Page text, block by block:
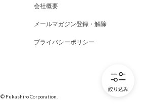
絞り込み
会社概要
メールマガジン登録・解除
プライバシーポリシー
© Fukashiro Corporation.